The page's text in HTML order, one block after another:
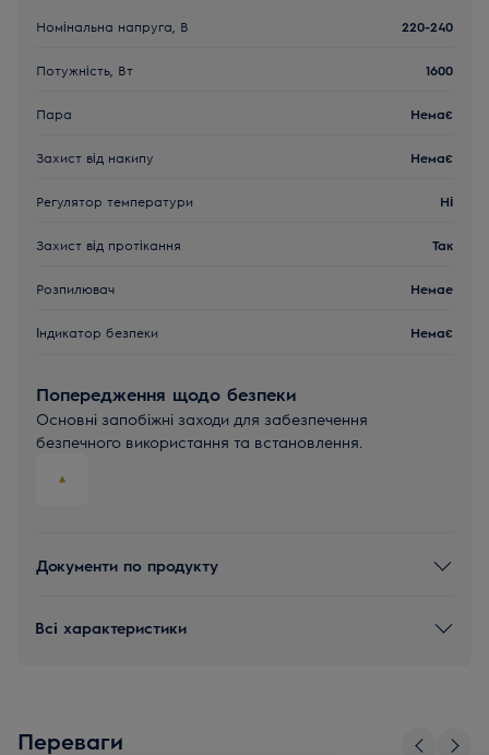
Номінальна напруга, В 220-240
Потужність, Вт 1600
Пара Немає
Захист від накипу Немає
Регулятор температури Ні
Захист від протікання Так
Розпилювач Немае
Індикатор безпеки Немає
Попередження щодо безпеки
Основні запобіжні заходи для забезпечення
безпечного використання та встановлення.
Документи по продукту
Всі характеристики
Переваги